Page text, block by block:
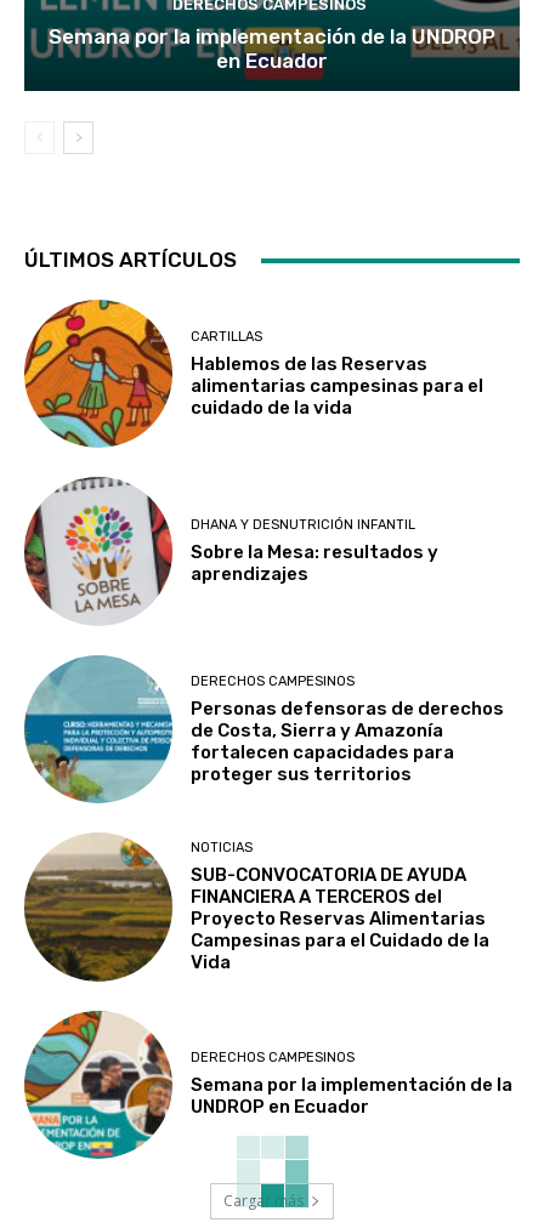
DERECHOS CAMPESINOS
Semana por la implementación de la UNDROP
en Ecuador
ÚLTIMOS ARTÍCULOS
CARTILLAS
Hablemos de las Reservas
alimentarias campesinas para el
cuidado de la vida
DHANA Y DESNUTRICIÓN INFANTIL
Sobre la Mesa: resultados y
aprendizajes
DERECHOS CAMPESINOS
Personas defensoras de derechos
de Costa, Sierra y Amazonía
fortalecen capacidades para
proteger sus territorios
NOTICIAS
SUB-CONVOCATORIA DE AYUDA
FINANCIERA A TERCEROS del
Proyecto Reservas Alimentarias
Campesinas para el Cuidado de la
Vida
DERECHOS CAMPESINOS
Semana por la implementación de la
UNDROP en Ecuador
Cargar más